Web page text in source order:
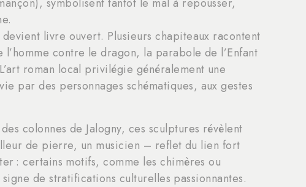
livre ouvert. Plusieurs chapiteaux racontent
contre le dragon, la parabole de l’Enfant
roman local privilégie généralement une
par des personnages schématiques, aux gestes
colonnes de Jalogny, ces sculptures révèlent
de pierre, un musicien – reflet du lien fort
: certains motifs, comme les chimères ou
de stratifications culturelles passionnantes.